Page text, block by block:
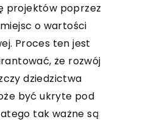
projektów poprzez
o wartości
Proces ten jest
że rozwój
dziedzictwa
być ukryte pod
tak ważne są